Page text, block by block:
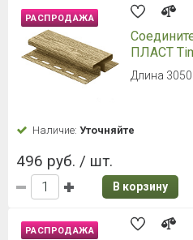
РАСПРОДАЖА
ПЛАСТ
Длина
Наличие: Уточняйте
496 руб. / шт.
В корзину
РАСПРОДАЖА